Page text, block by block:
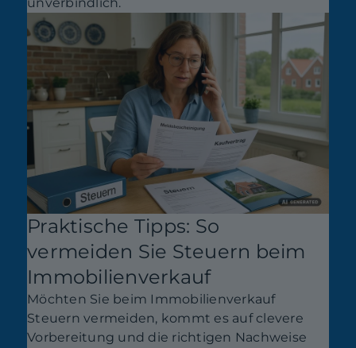
Praktische Tipps: So
vermeiden Sie Steuern beim
Immobilienverkauf
Möchten Sie beim Immobilienverkauf
Steuern vermeiden, kommt es auf clevere
Vorbereitung und die richtigen Nachweise